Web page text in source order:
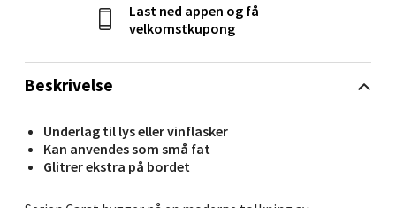
Beskrivelse
Underlag til lys eller vinflasker
Kan anvendes som små fat
Glitrer ekstra på bordet
Last ned appen og få
velkomstkupong
Stavanger og Sandnes - Kvadrat
Gamle Stokkavei 1, 4313 Sandnes
0 i butikk